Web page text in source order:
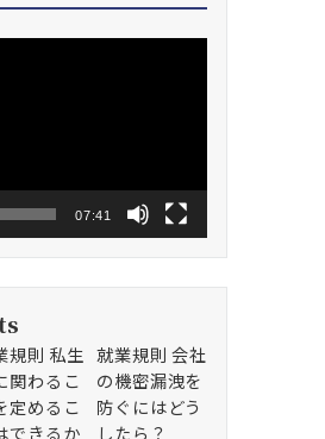
07:41
規則 私生
関わるこ
定めるこ
できるか
就業規則 会社
の機密漏洩を
防ぐにはどう
したら？